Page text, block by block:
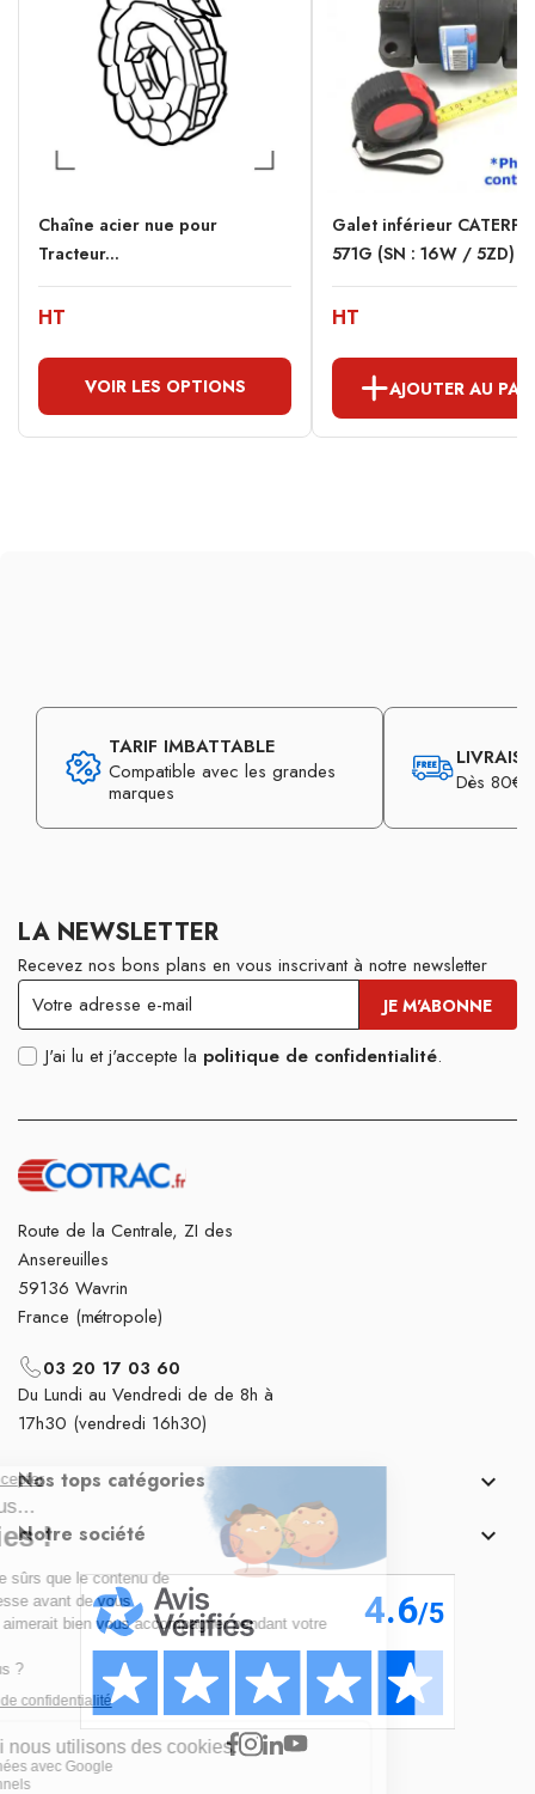
Chaîne acier nue pour
Tracteur...
HT
VOIR LES OPTIONS
Galet inférieur
571G (SN : 16W / 5ZD)
HT
AJOUTER AU
TARIF IMBATTABLE
Compatible avec les grandes
marques
Dès 80€
LA NEWSLETTER
Recevez nos bons plans en vous inscrivant à notre newsletter
J'ai lu et j'accepte la politique de confidentialité.
Route de la Centrale, ZI des
Ansereuilles
59136 Wavrin
France (métropole)
03 20 17 03 60
Du Lundi au Vendredi de de 8h à
17h30 (vendredi 16h30)
Nos tops catégories 
Notre société 